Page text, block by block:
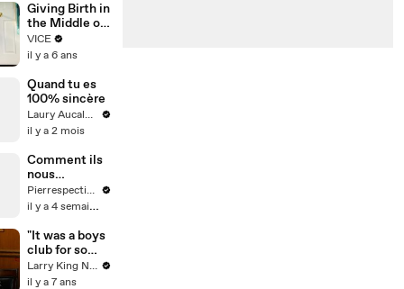
Giving Birth in
the Middle of
a Pandemic
VICE
il y a 6 ans
Quand tu es
100% sincère
Laury Aucalme
il y a 2 mois
Comment ils
nous
localisent📱
Pierrespectives
il y a 4 semaines
"It was a boys
club for so
long": Abby
Elliott on
Larry King Now on Ora.TV
il y a 7 ans